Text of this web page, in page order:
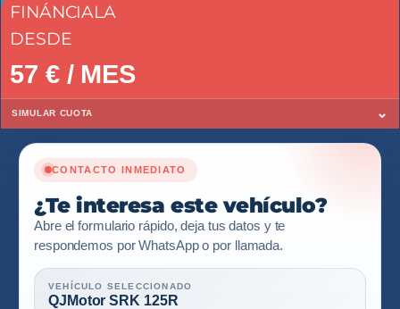
FINÁNCIALA
DESDE
57 € / MES
SIMULAR CUOTA ⌄
CONTACTO INMEDIATO
¿Te interesa este vehículo?
Abre el formulario rápido, deja tus datos y te
respondemos por WhatsApp o por llamada.
VEHÍCULO SELECCIONADO
QJMotor SRK 125R